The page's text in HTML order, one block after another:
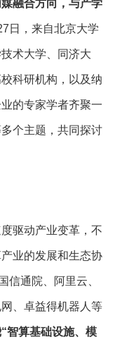
融合方向，与产学
日，来自北京大学
术大学、同济大
科研机构，以及纳
的专家学者齐聚一
个主题，共同探讨
驱动产业变革，不
业的发展和生态协
信通院、阿里云、
、卓益得机器人等
“智算基础设施、模